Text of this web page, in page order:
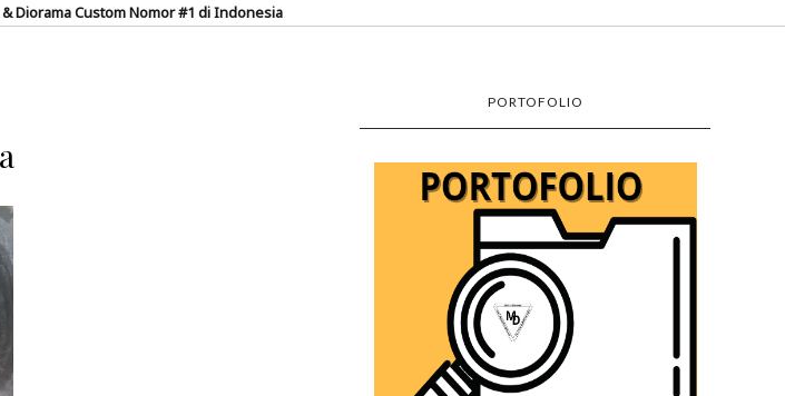
Diorama Custom Nomor #1 di Indonesia
PORTOFOLIO